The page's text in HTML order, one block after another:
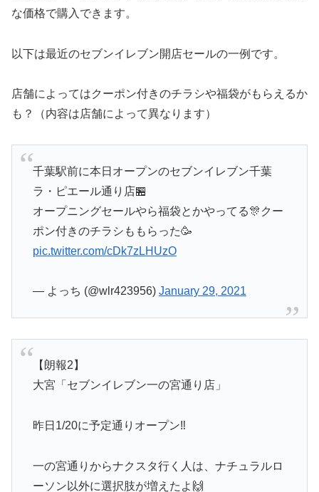
な価格で購入できます。
以下は最近のセブンイレブン開店セールの一例です。
店舗によってはクーポン付きのチラシや福袋がもらえるか
も？（内容は店舗によって異なります）
千葉駅前に本日オープンのセブンイレブン千葉
ラ・ピエール通り店🏪
オープニングセールやら福袋とかやってる🎊クー
ポン付きのチラシももらった🥳
pic.twitter.com/cDk7zLHUzO
— よっち (@wlr423956) January 29, 2021
【朗報2】
大宮「セブンイレブン一の宮通り店」
昨日1/20に予定通りオープン‼️
一の宮通りからナクスタ行く人は、ナチュラルロ
ーソン以外に選択肢が増えたよ🙌